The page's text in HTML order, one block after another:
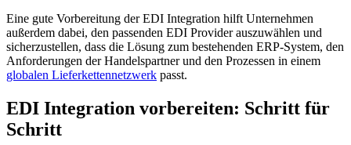
Eine gute Vorbereitung der EDI Integration hilft Unternehmen
außerdem dabei, den passenden EDI Provider auszuwählen und
sicherzustellen, dass die Lösung zum bestehenden ERP-System, den
Anforderungen der Handelspartner und den Prozessen in einem
globalen Lieferkettennetzwerk passt.
EDI Integration vorbereiten: Schritt für
Schritt